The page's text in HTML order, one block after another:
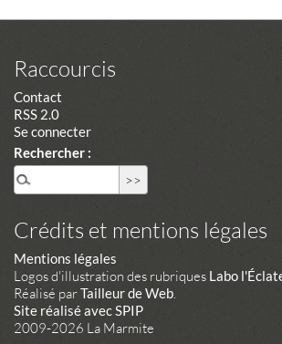
Raccourcis
Contact
RSS 2.0
Se connecter
Rechercher :
Crédits et mentions légales
Mentions légales
Logos d'illustration des rubriques Labo
Réalisé parTailleur de Web.
Site réalisé avec SPIP
2009-2026 La Marmite